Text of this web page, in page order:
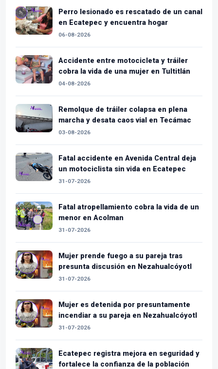
Perro lesionado es rescatado de un canal
en Ecatepec y encuentra hogar
06-08-2026
Accidente entre motocicleta y tráiler
cobra la vida de una mujer en Tultitlán
04-08-2026
Remolque de tráiler colapsa en plena
marcha y desata caos vial en Tecámac
03-08-2026
Fatal accidente en Avenida Central deja
un motociclista sin vida en Ecatepec
31-07-2026
Fatal atropellamiento cobra la vida de un
menor en Acolman
31-07-2026
Mujer prende fuego a su pareja tras
presunta discusión en Nezahualcóyotl
31-07-2026
Mujer es detenida por presuntamente
incendiar a su pareja en Nezahualcóyotl
31-07-2026
Ecatepec registra mejora en seguridad y
fortalece la confianza de la población